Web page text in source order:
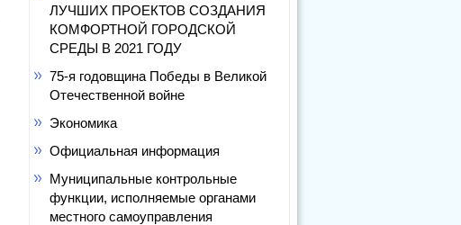
ЛУЧШИХ ПРОЕКТОВ СОЗДАНИЯ
КОМФОРТНОЙ ГОРОДСКОЙ
СРЕДЫ В 2021 ГОДУ
75-я годовщина Победы в Великой
Отечественной войне
Экономика
Официальная информация
Муниципальные контрольные
функции, исполняемые органами
местного самоуправления